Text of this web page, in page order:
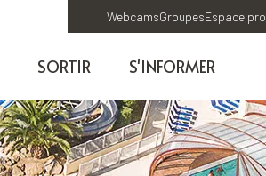
WebcamsGroupesEspace pro
SORTIR S'INFORMER